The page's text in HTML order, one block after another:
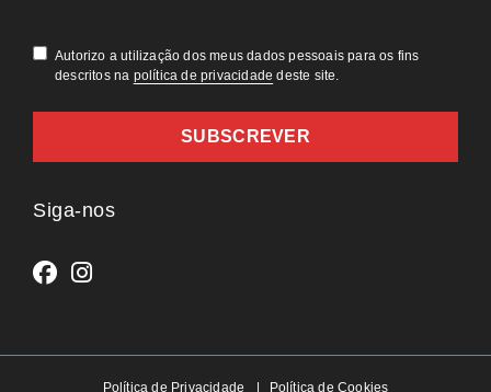
(Obrigatório)
Autorizo a utilização dos meus dados pessoais para os fins
descritos na política de privacidade deste site.
Siga-nos
Política de Privacidade Política de Cookies